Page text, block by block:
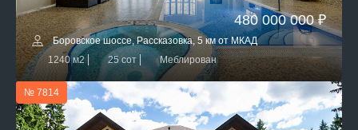
480 000 000 ₽
Боровское шоссе, Рассказовка, 5 км от МКАД
1240 м2
25 сот Меблирован
№ 7814